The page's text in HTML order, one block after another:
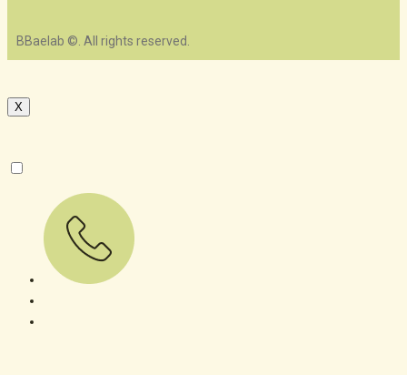
BBaelab ©. All rights reserved.
X